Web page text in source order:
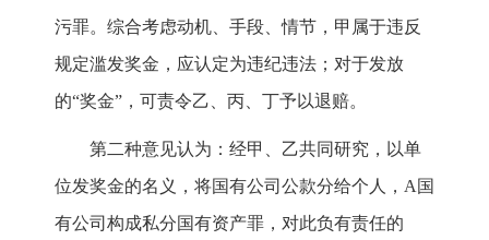
污罪。综合考虑动机、手段、情节，甲属于违反
规定滥发奖金，应认定为违纪违法；对于发放
的“奖金”，可责令乙、丙、丁予以退赔。
第二种意见认为：经甲、乙共同研究，以单
位发奖金的名义，将国有公司公款分给个人，A国
有公司构成私分国有资产罪，对此负有责任的